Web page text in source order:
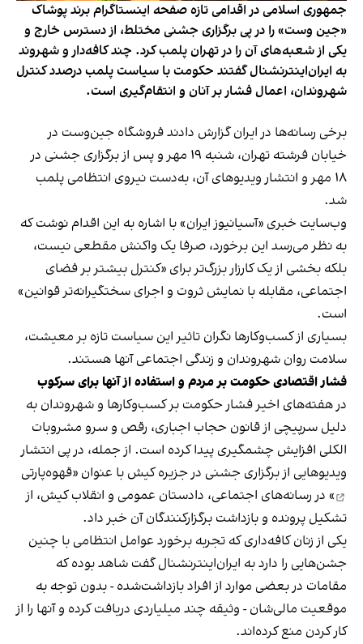
جمهوری اسلامی در اقدامی تازه صفحه اینستاگرام برند پوشاک
«جین وست» را در پی برگزاری جشنی مختلط، از دسترس خارج و
یکی از شعبه‌های آن را در تهران پلمب کرد. چند کافه‌‌دار و شهروند
به ایران‌اینترنشنال گفتند حکومت با سیاست پلمب درصدد کنترل
شهروندان، اعمال فشار بر آنان و انتقام‌گیری است.
برخی رسانه‌ها در ایران گزارش دادند فروشگاه جین‌وست در
خیابان فرشته تهران، شنبه ۱۹ مهر و پس از برگزاری جشنی در
۱۸ مهر و انتشار ویدیوهای آن، به‌دست نیروی انتظامی پلمب
شد.
وب‌سایت خبری «آسیانیوز ایران» با اشاره به این اقدام نوشت که
به نظر می‌رسد این برخورد، صرفا یک واکنش مقطعی نیست،
بلکه بخشی از یک کارزار بزرگ‌تر برای «کنترل بیشتر بر فضای
اجتماعی، مقابله با نمایش ثروت و اجرای سختگیرانه‌تر قوانین»
است.
بسیاری از کسب‌وکارها نگران تاثیر این سیاست‌ تازه بر معیشت،
سلامت روان شهروندان و زندگی اجتماعی آنها هستند.
فشار اقتصادی حکومت بر مردم و استفاده از آنها برای سرکوب
در هفته‌های اخیر فشار حکومت بر کسب‌وکارها و شهروندان به
دلیل سرپیچی از قانون حجاب اجباری، رقص و سرو مشروبات
الکلی افزایش چشمگیری پیدا کرده است. از جمله، در پی انتشار
ویدیوهایی از برگزاری جشنی در جزیره کیش با عنوان «قهوه‌پارتی
» در رسانه‌های اجتماعی، دادستان عمومی و انقلاب کیش، از
تشکیل پرونده و بازداشت برگزارکنندگان آن خبر داد.
یکی از زنان کافه‌داری که تجربه برخورد عوامل انتظامی با چنین
جشن‌هایی را دارد به ایران‌اینترنشنال گفت شاهد بوده که
مقامات در بعضی موارد از افراد بازداشت‌‌شده - بدون توجه به
موقعیت مالی‌شان - وثیقه چند میلیاردی دریافت کرده و آنها را از
کار کردن منع کرده‌اند.